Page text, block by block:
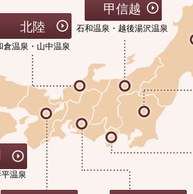
甲信越
石和温泉・越後湯沢温泉
北陸
倉温泉・山中温泉
温泉